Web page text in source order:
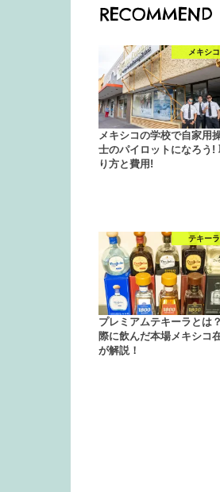
RECOMMEND
メキシコ
メキシコの学校で自家用
士のパイロットになろう!
り方と費用!
テキーラ
プレミアムテキーラとは
際に飲んだ本場メキシコ
が解説！